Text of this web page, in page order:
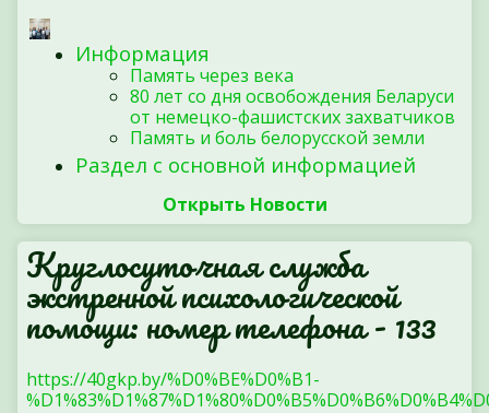
Информация
Память через века
80 лет со дня освобождения Беларуси
от немецко-фашистских захватчиков
Память и боль белорусской земли
Раздел с основной информацией
Открыть Новости
Круглосуточная служба
экстренной психологической
помощи: номер телефона - 133
https://40gkp.by/%D0%BE%D0%B1-